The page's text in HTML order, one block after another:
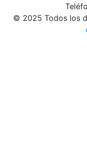
© 2025 Todos los